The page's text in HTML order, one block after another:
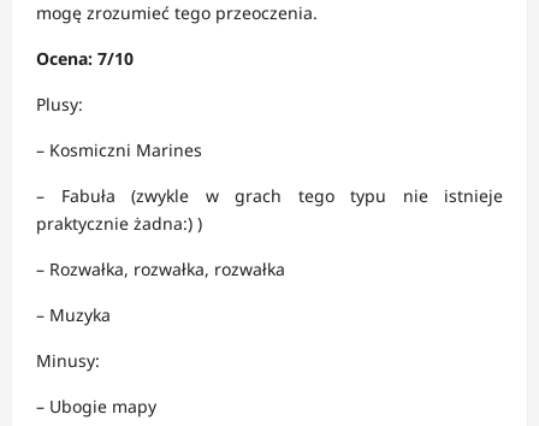
mogę zrozumieć tego przeoczenia.
Ocena: 7/10
Plusy:
– Kosmiczni Marines
– Fabuła (zwykle w grach tego typu nie istnieje
praktycznie żadna:) )
– Rozwałka, rozwałka, rozwałka
– Muzyka
Minusy:
– Ubogie mapy